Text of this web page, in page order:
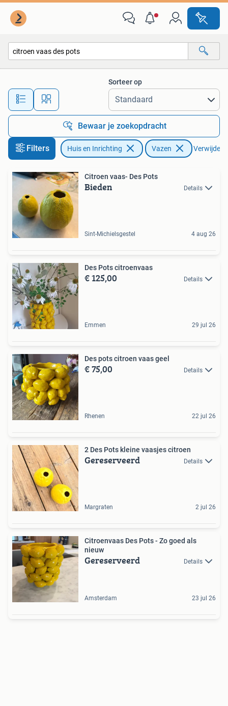
Alle afstanden…
Sorteer op
Bewaar je zoekopdracht
Filters Huis en Inrichting Vazen Verwijder
Citroen vaas- Des Pots
Bieden Details
Sint-Michielsgestel 4 aug 26
Des Pots citroenvaas
€ 125,00 Details
Emmen 29 jul 26
Des pots citroen vaas geel
€ 75,00 Details
Rhenen 22 jul 26
2 Des Pots kleine vaasjes citroen
Gereserveerd Details
Margraten 2 jul 26
Citroenvaas Des Pots - Zo goed als
nieuw
Gereserveerd Details
Amsterdam 23 jul 26